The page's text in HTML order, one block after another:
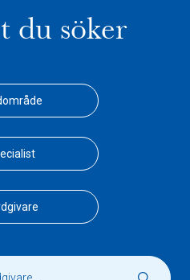
du söker